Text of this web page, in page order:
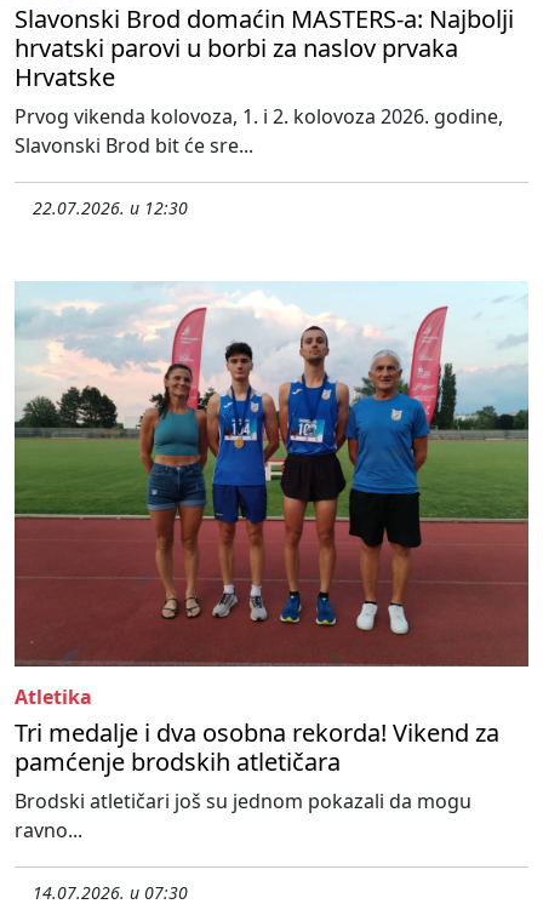
Slavonski Brod domaćin MASTERS-a: Najbolji
hrvatski parovi u borbi za naslov prvaka
Hrvatske
Prvog vikenda kolovoza, 1. i 2. kolovoza 2026. godine,
Slavonski Brod bit će sre...
22.07.2026. u 12:30
Atletika
Tri medalje i dva osobna rekorda! Vikend za
pamćenje brodskih atletičara
Brodski atletičari još su jednom pokazali da mogu
ravno...
14.07.2026. u 07:30